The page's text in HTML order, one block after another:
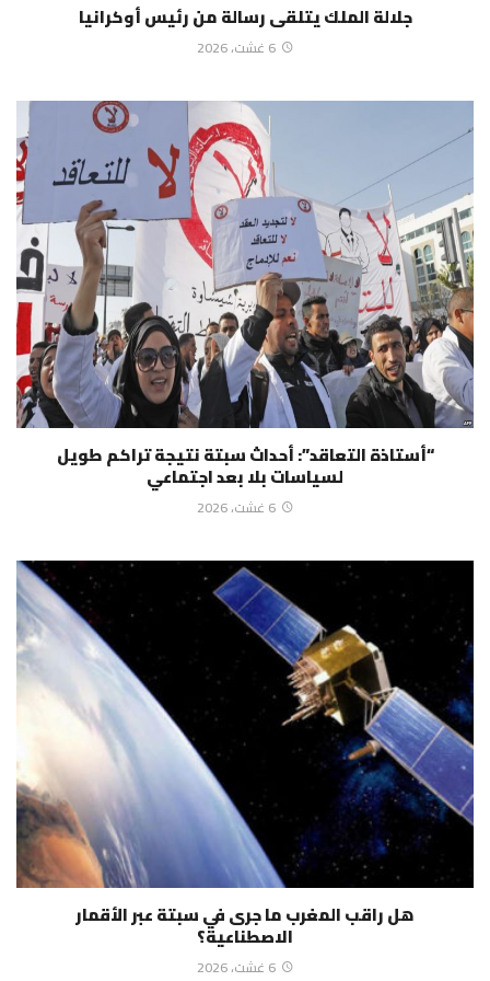
جلالة الملك يتلقى رسالة من رئيس أوكرانيا
6 غشت، 2026
“أستاذة التعاقد”: أحداث سبتة نتيجة تراكم طويل
لسياسات بلا بعد اجتماعي
6 غشت، 2026
هل راقب المغرب ما جرى في سبتة عبر الأقمار
الاصطناعية؟
6 غشت، 2026